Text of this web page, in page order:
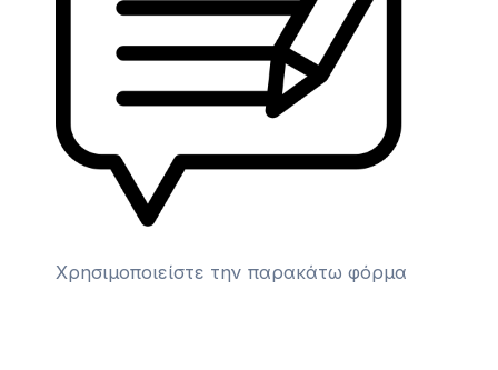
Χρησιμοποιείστε την παρακάτω φόρμα